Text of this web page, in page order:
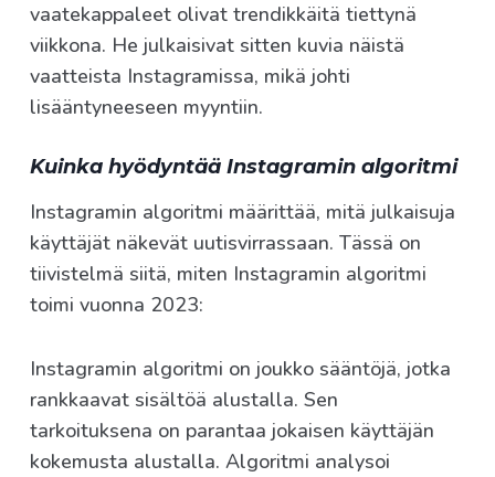
vaatekappaleet olivat trendikkäitä tiettynä
viikkona. He julkaisivat sitten kuvia näistä
vaatteista Instagramissa, mikä johti
lisääntyneeseen myyntiin.
Kuinka hyödyntää Instagramin algoritmi
Instagramin algoritmi määrittää, mitä julkaisuja
käyttäjät näkevät uutisvirrassaan. Tässä on
tiivistelmä siitä, miten Instagramin algoritmi
toimi vuonna 2023:
Instagramin algoritmi on joukko sääntöjä, jotka
rankkaavat sisältöä alustalla. Sen
tarkoituksena on parantaa jokaisen käyttäjän
kokemusta alustalla. Algoritmi analysoi